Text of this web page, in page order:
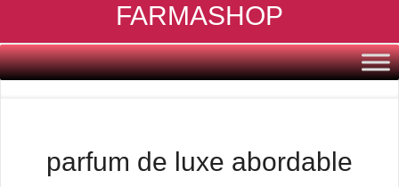
FARMASHOP
Primary
Navigation
parfum de luxe abordable